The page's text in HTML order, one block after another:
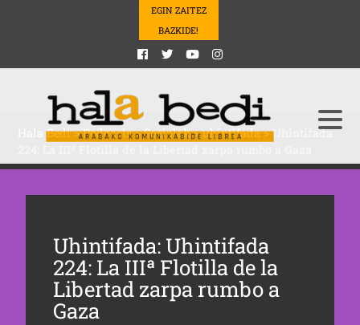
EGIN ZAITEZ
BAZKIDE!
Hala Bedi>Podcasts>Sozialak>uhintifada>Uhintifada
Uhintifada: Uhintifada
224: La IIIª Flotilla de la
Libertad zarpa rumbo a
Gaza